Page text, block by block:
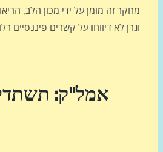
וגרן לא דיווחו על קשרים פיננסיים
אמל"ק: